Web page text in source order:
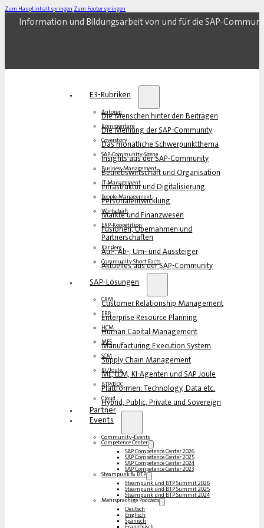
Zum Hauptinhalt springen Zum Footer springen
Information und Bildungsarbeit von und für die SAP-
E3-Rubriken
Autoren
Die Menschen hinter den Beiträgen
Kommentare
Die Meinung der SAP-Community
Coverstory
Das monatliche Schwerpunktthema
SAP-Community-Szene
Insights aus der SAP-Community
Business-Management
Betriebswirtschaft und Organisation
IT-Management
Infrastruktur und Digitalisierung
People-Management
Personalentwicklung
Wirtschaft
Märkte und Finanzwesen
ERP-Koopetition
Fusionen, Übernahmen und
Partnerschaften
Karriere
Auf-, Ab-, Um- und Aussteiger
Community Short Facts
Aktuelles aus der SAP-Community
SAP-Lösungen
CRM
Customer Relationship Management
ERP
Enterprise Resource Planning
HCM
Human Capital Management
MES
Manufacturing Execution System
SCM
Supply Chain Management
KI/Joule
ML, LLM, KI-Agenten und SAP Joule
BTP/BDC
Plattformen: Technology, Data etc.
Cloud
Hybrid, Public, Private und Sovereign
Partner
Events
Community-Events
Competence Center
SAP Competence Center 2026
SAP Competence Center 2025
SAP Competence Center 2024
SAP Competence Center 2023
Steampunk & BTP
Steampunk und BTP Summit 2026
Steampunk und BTP Summit 2025
Steampunk und BTP Summit 2024
Mehrsprachige Podcasts
Deutsch
Englisch
Spanisch